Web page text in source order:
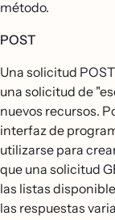
método.
POST
Una solicitud
una solicitud de
nuevos recursos.
interfaz de
utilizarse para
que una solicitud
las listas
las respuestas